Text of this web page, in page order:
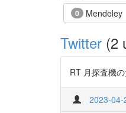
0 Mendeley
Twitter (2
RT 月探査機
2023-04-